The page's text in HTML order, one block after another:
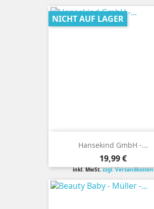
Hansekind GmbH -...
Preis
19,99 €
inkl. MwSt.zzgl. Versandkosten
NICHT AUF LAGER